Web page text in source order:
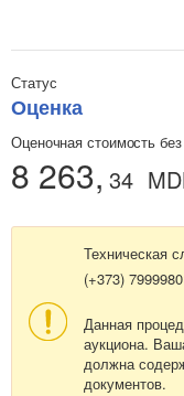
Статус
Оценка
Оценочная стоимость
8 263, 34
Техническая
(+373)
Данная
аукциона.
должна
документов.